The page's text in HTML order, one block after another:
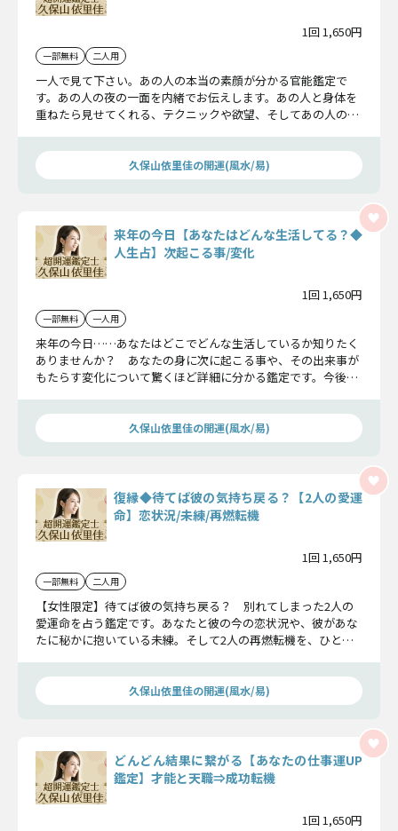
1回 1,650円
一部無料 二人用
一人で見て下さい。あの人の本当の素顔が分かる官能鑑定で
す。あの人の夜の一面を内緒でお伝えします。あの人と身体を
重ねたら見せてくれる、テクニックや欲望、そしてあの人の特
久保山依里佳の開運(風水/易)
来年の今日【あなたはどんな生活してる？◆
人生占】次起こる事/変化
1回 1,650円
一部無料 一人用
来年の今日……あなたはどこでどんな生活しているか知りたく
ありませんか？ あなたの身に次に起こる事や、その出来事が
もたらす変化について驚くほど詳細に分かる鑑定です。今後の
久保山依里佳の開運(風水/易)
復縁◆待てば彼の気持ち戻る？【2人の愛運
命】恋状況/未練/再燃転機
1回 1,650円
一部無料 二人用
【女性限定】待てば彼の気持ち戻る？ 別れてしまった2人の
愛運命を占う鑑定です。あなたと彼の今の恋状況や、彼があな
たに秘かに抱いている未練。そして2人の再燃転機を、ひとつ
久保山依里佳の開運(風水/易)
どんどん結果に繋がる【あなたの仕事運UP
鑑定】才能と天職⇒成功転機
1回 1,650円